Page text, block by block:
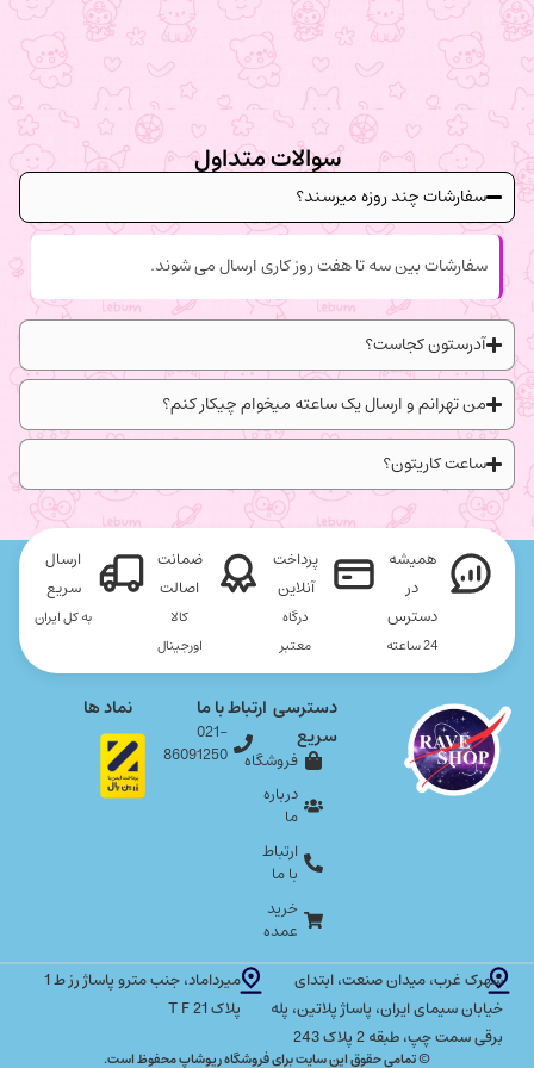
سوالات متداول
سفارشات چند روزه میرسند؟
سفارشات بین سه تا هفت روز کاری ارسال می شوند.
آدرستون کجاست؟
من تهرانم و ارسال یک ساعته میخوام چیکار کنم؟
ساعت کاریتون؟
همیشه
در
دسترس
24 ساعته
پرداخت
آنلاین
درگاه
معتبر
ضمانت
اصالت
کالا
اورجینال
ارسال
سریع
به کل ایران
شهرک غرب، میدان صنعت، ابتدای
خیابان سیمای ایران، پاساژ پلاتین، پله
برقی سمت چپ، طبقه 2 پلاک 243
میرداماد، جنب مترو پاساژ رز ط 1
پلاک T F 21
دسترسی
سریع
فروشگاه
درباره
ما
ارتباط
با ما
خرید
عمده
ارتباط با ما
021-
86091250
نماد ها
© تمامی حقوق این سایت برای فروشگاه ریوشاپ محفوظ است.